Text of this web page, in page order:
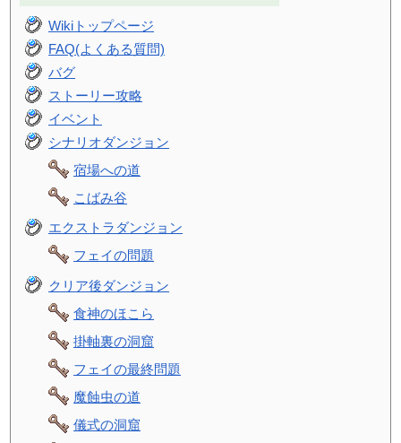
Wikiトップページ
FAQ(よくある質問)
バグ
ストーリー攻略
イベント
シナリオダンジョン
宿場への道
こばみ谷
エクストラダンジョン
フェイの問題
クリア後ダンジョン
食神のほこら
掛軸裏の洞窟
フェイの最終問題
魔蝕虫の道
儀式の洞窟